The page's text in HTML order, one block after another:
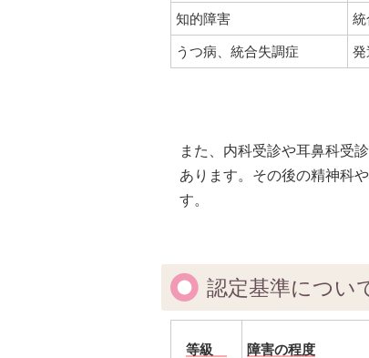
知的障害 統
うつ病、統合失調症 発
また、内科受診や耳鼻科受
あります。その後の精神科
す。
認定基準につい
等級 障害の程度